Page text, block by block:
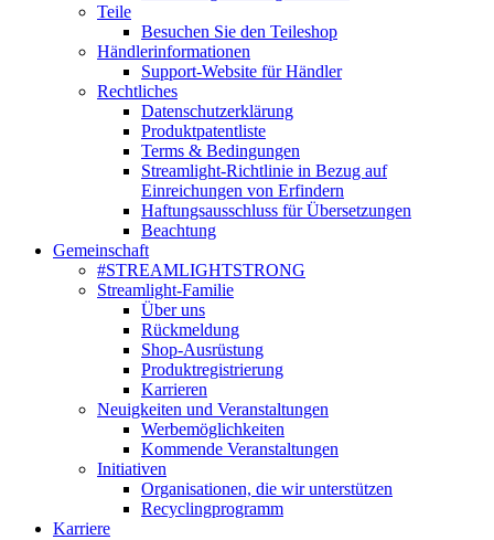
Teile
Besuchen Sie den Teileshop
Händlerinformationen
Support-Website für Händler
Rechtliches
Datenschutzerklärung
Produktpatentliste
Terms & Bedingungen
Streamlight-Richtlinie in Bezug auf
Einreichungen von Erfindern
Haftungsausschluss für Übersetzungen
Beachtung
Gemeinschaft
#STREAMLIGHTSTRONG
Streamlight-Familie
Über uns
Rückmeldung
Shop-Ausrüstung
Produktregistrierung
Karrieren
Neuigkeiten und Veranstaltungen
Werbemöglichkeiten
Kommende Veranstaltungen
Initiativen
Organisationen, die wir unterstützen
Recyclingprogramm
Karriere